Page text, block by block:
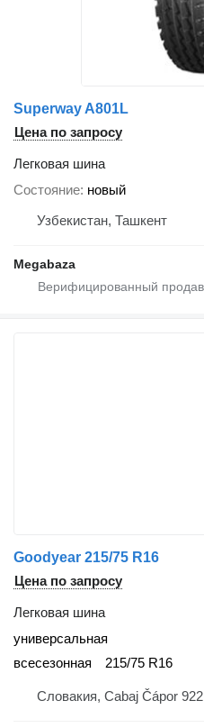
Superway A801L
Цена по запросу
Легковая шина
Состояние новый
Узбекистан, Ташкент
Megabaza
Goodyear 215/75 R16
Цена по запросу
Легковая шина
универсальная
всесезонная
215/75 R16
Словакия, Cabaj Čápor 922